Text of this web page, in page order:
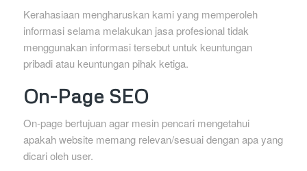
Kerahasiaan mengharuskan kami yang memperoleh
informasi selama melakukan jasa profesional tidak
menggunakan informasi tersebut untuk keuntungan
pribadi atau keuntungan pihak ketiga.
On-Page SEO
On-page bertujuan agar mesin pencari mengetahui
apakah website memang relevan/sesuai dengan apa yang
dicari oleh user.